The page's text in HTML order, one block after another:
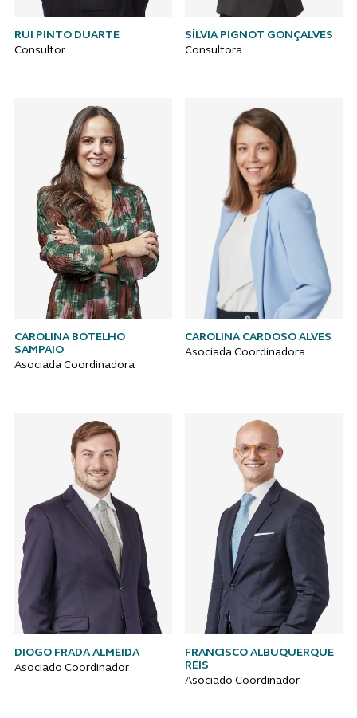
RUI PINTO DUARTE
Consultor
SÍLVIA PIGNOT GONÇALVES
Consultora
CAROLINA BOTELHO
SAMPAIO
Asociada Coordinadora
CAROLINA CARDOSO ALVES
Asociada Coordinadora
DIOGO FRADA ALMEIDA
Asociado Coordinador
FRANCISCO ALBUQUERQUE
REIS
Asociado Coordinador